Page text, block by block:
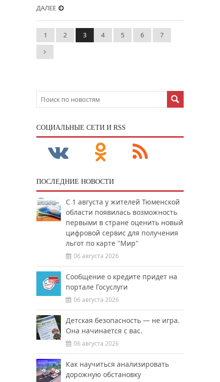
ДАЛЕЕ
1 2 3 4 5 6 7
CОЦИАЛЬНЫЕ СЕТИ И RSS
ПОСЛЕДНИЕ НОВОСТИ
С 1 августа у жителей Тюменской
области появилась возможность
первыми в стране оценить новый
цифровой сервис для получения
льгот по карте "Мир"
06 августа 2026
Сообщение о кредите придет на
портале Госуслуги
06 августа 2026
Детская безопасность — не игра.
Она начинается с вас.
06 августа 2026
Как научиться анализировать
дорожную обстановку